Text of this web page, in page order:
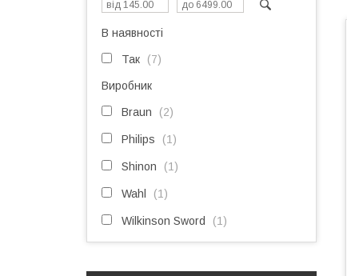
В наявності
Так 7
Виробник
Braun 2
Philips 1
Shinon 1
Wahl 1
Wilkinson Sword 1